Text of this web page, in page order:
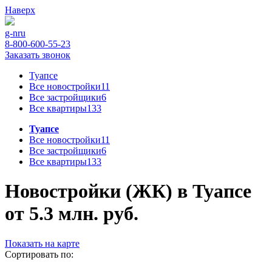
Наверх
g-nru
8-800-600-55-23
Заказать звонок
Туапсе
Все новостройки11
Все застройщики6
Все квартиры133
Туапсе
Все новостройки11
Все застройщики6
Все квартиры133
Новостройки (ЖК) в Туапсе
от 5.3 млн. руб.
Показать на карте
Сортировать по: